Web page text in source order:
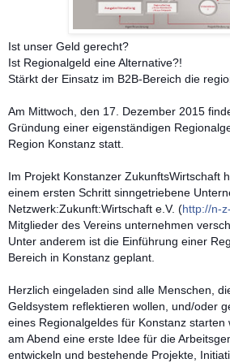
Ist unser Geld gerecht?
Ist Regionalgeld eine Alternative?!
Stärkt der Einsatz im B2B-Bereich die
Am Mittwoch, den 17. Dezember 2015
Gründung einer eigenständigen
Region Konstanz statt.
Im Projekt Konstanzer ZukunftsWirtschaft
einem ersten Schritt sinngetriebene
Netzwerk:Zukunft:Wirtschaft e.V. (http://n-
Mitglieder des Vereins unternehmen
Unter anderem ist die Einführung einer
Bereich in Konstanz geplant.
Herzlich eingeladen sind alle Menschen,
Geldsystem reflektieren wollen, und/oder
eines Regionalgeldes für Konstanz starten
am Abend eine erste Idee für die
entwickeln und bestehende Projekte,